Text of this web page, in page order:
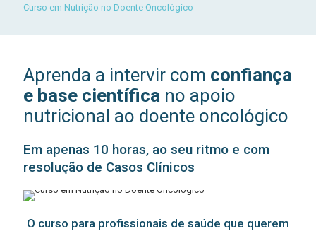
Curso em Nutrição no Doente Oncológico
Aprenda a intervir com confiança
e base científica no apoio
nutricional ao doente oncológico
Em apenas 10 horas, ao seu ritmo e com
resolução de Casos Clínicos
O curso para profissionais de saúde que querem